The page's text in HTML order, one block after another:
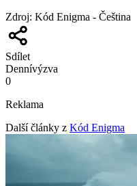
Zdroj: Kód Enigma - Čeština
Sdílet
Dennívýzva
0
Reklama
Další články z Kód Enigma